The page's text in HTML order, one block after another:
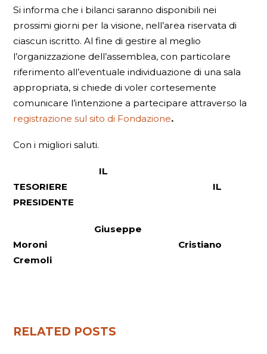
Si informa che i bilanci saranno disponibili nei
prossimi giorni per la visione, nell’area riservata di
ciascun iscritto. Al fine di gestire al meglio
l’organizzazione dell’assemblea, con particolare
riferimento all’eventuale individuazione di una sala
appropriata, si chiede di voler cortesemente
comunicare l’intenzione a partecipare attraverso la
registrazione sul sito di Fondazione.
Con i migliori saluti.
IL
TESORIERE IL
PRESIDENTE
Giuseppe
Moroni Cristiano
Cremoli
RELATED POSTS